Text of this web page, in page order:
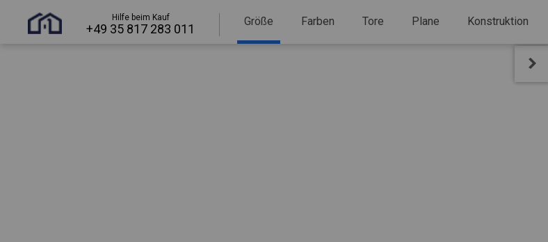
Hilfe beim Kauf
+49 35 817 283 011
Größe Farben Tore Plane Konstruktion